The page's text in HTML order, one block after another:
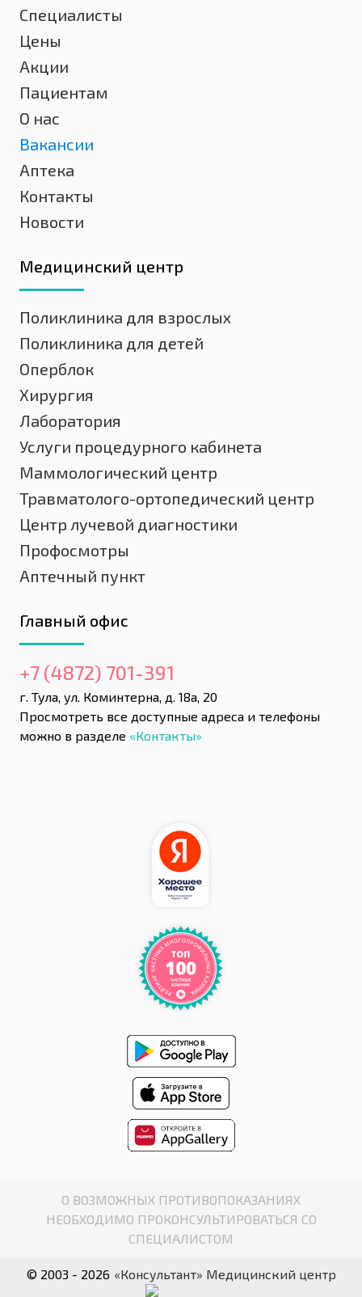
Специалисты
Цены
Акции
Пациентам
О нас
Вакансии
Аптека
Контакты
Новости
Медицинский центр
Поликлиника для взрослых
Поликлиника для детей
Оперблок
Хирургия
Лаборатория
Услуги процедурного кабинета
Маммологический центр
Травматолого-ортопедический центр
Центр лучевой диагностики
Профосмотры
Аптечный пункт
Главный офис
+7 (4872) 701-391
г. Тула, ул. Коминтерна, д. 18а, 20
Просмотреть все доступные адреса и телефоны
можно в разделе «Контакты»
О ВОЗМОЖНЫХ ПРОТИВОПОКАЗАНИЯХ
НЕОБХОДИМО ПРОКОНСУЛЬТИРОВАТЬСЯ СО
СПЕЦИАЛИСТОМ
© 2003 - 2026 «Консультант» Медицинский центр